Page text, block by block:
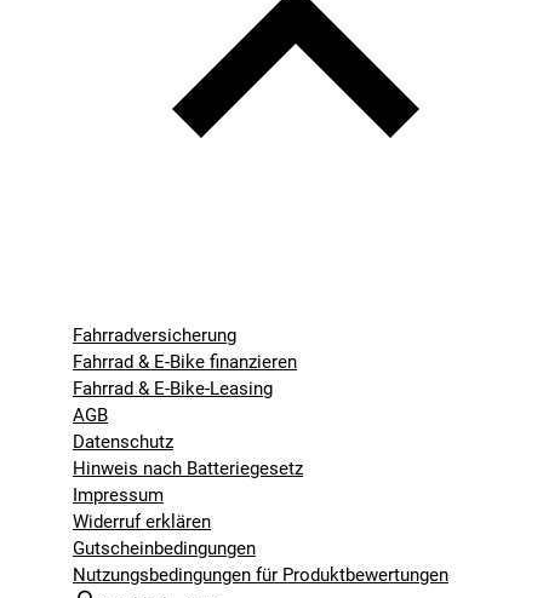
Fahrradversicherung
Fahrrad & E-Bike finanzieren
Fahrrad & E-Bike-Leasing
AGB
Datenschutz
Hinweis nach Batteriegesetz
Impressum
Widerruf erklären
Gutscheinbedingungen
Nutzungsbedingungen für Produktbewertungen